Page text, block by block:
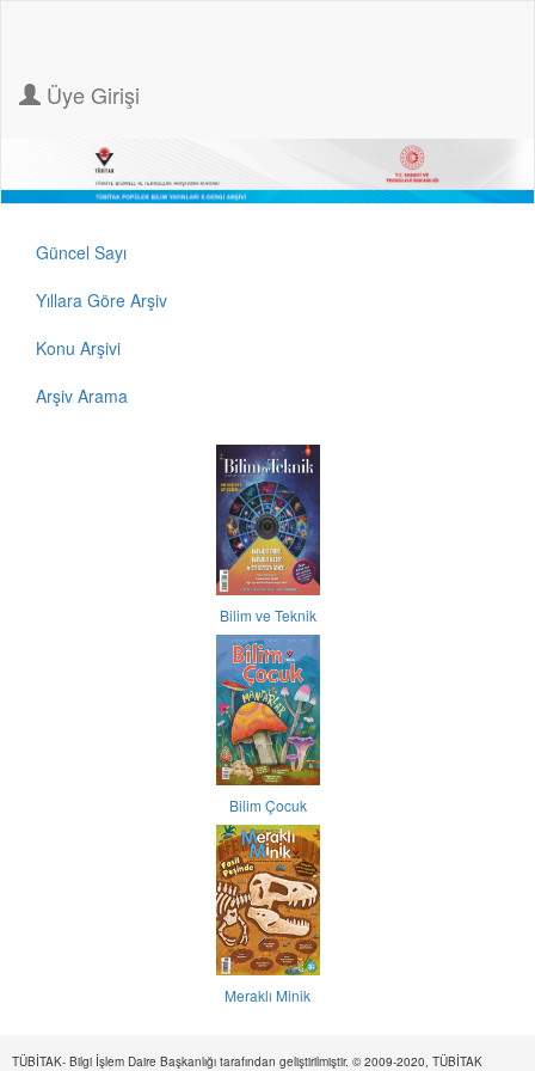
Üye Girişi
Güncel Sayı
Yıllara Göre Arşiv
Konu Arşivi
Arşiv Arama
Bilim ve Teknik
Bilim Çocuk
Meraklı Minik
TÜBİTAK- Bilgi İşlem Daire Başkanlığı tarafından geliştirilmiştir. © 2009-2020, TÜBİTAK